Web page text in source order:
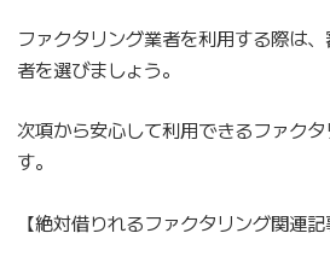
ファクタリング業者を利用する際は
者を選びましょう。
次項から安心して利用できるファク
す。
【絶対借りれるファクタリング関連記